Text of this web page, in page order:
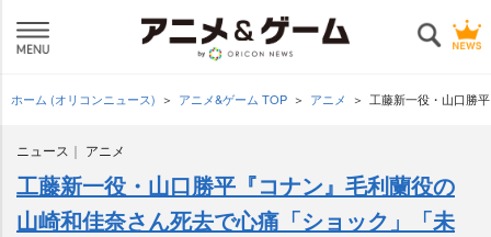
ホーム (オリコンニュース) アニメ&ゲーム TOP アニメ 工藤新一役・山口勝
ニュース アニメ
工藤新一役・山口勝平『コナン』毛利蘭役の
山崎和佳奈さん死去で心痛「ショック」「未